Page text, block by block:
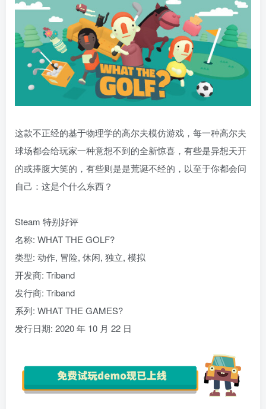
这款不正经的基于物理学的高尔夫模仿游戏，每一种高尔夫
球场都会给玩家一种意想不到的全新惊喜，有些是异想天开
的或捧腹大笑的，有些则是是荒诞不经的，以至于你都会问
自己：这是个什么东西？
Steam 特别好评
名称: WHAT THE GOLF?
类型: 动作, 冒险, 休闲, 独立, 模拟
开发商: Triband
发行商: Triband
系列: WHAT THE GAMES?
发行日期: 2020 年 10 月 22 日